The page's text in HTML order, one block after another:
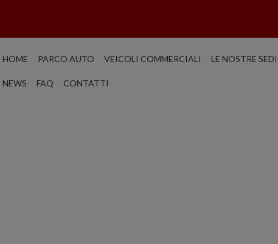
HOME PARCO AUTO VEICOLI COMMERCIALI LE NOSTRE SEDI
NEWS FAQ CONTATTI